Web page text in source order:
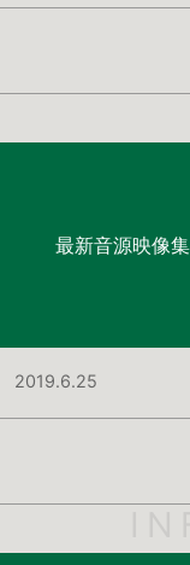
最新音源映像
2019.6.25